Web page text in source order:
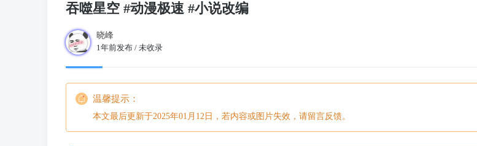
吞噬星空 #动漫极速 #小说改编
晓峰
1年前发布 / 未收录
温馨提示：
本文最后更新于2025年01月12日，若内容或图片失效，请留言反馈。